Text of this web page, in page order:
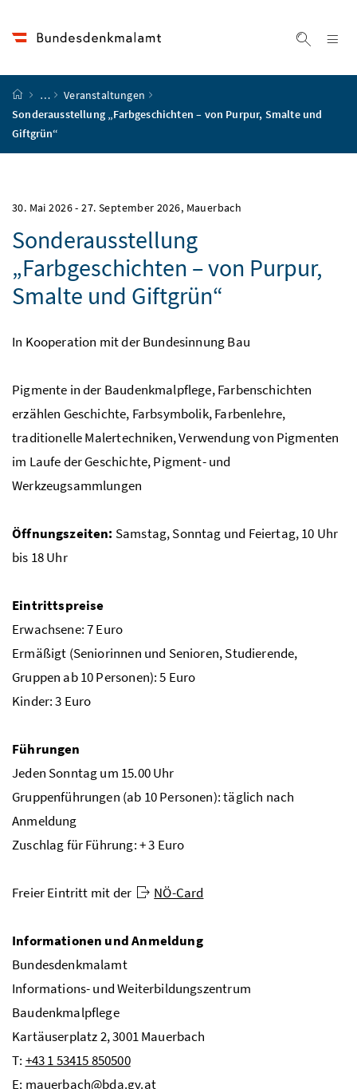
Startseite
…
Veranstaltungen
Sonderausstellung „Farbgeschichten – von Purpur, Smalte und
Giftgrün“
30. Mai 2026-27. September 2026, Mauerbach
Sonderausstellung
„Farbgeschichten – von Purpur,
Smalte und Giftgrün“
In Kooperation mit der Bundesinnung Bau
Pigmente in der Baudenkmalpflege, Farbenschichten
erzählen Geschichte, Farbsymbolik, Farbenlehre,
traditionelle Malertechniken, Verwendung von Pigmenten
im Laufe der Geschichte, Pigment- und
Werkzeugsammlungen
Öffnungszeiten: Samstag, Sonntag und Feiertag, 10 Uhr
bis 18 Uhr
Eintrittspreise
Erwachsene: 7 Euro
Ermäßigt (Seniorinnen und Senioren, Studierende,
Gruppen ab 10 Personen): 5 Euro
Kinder: 3 Euro
Führungen
Jeden Sonntag um 15.00 Uhr
Gruppenführungen (ab 10 Personen): täglich nach
Anmeldung
Zuschlag für Führung: + 3 Euro
Freier Eintritt mit der NÖ-Card
Informationen und Anmeldung
Bundesdenkmalamt
Informations- und Weiterbildungszentrum
Baudenkmalpflege
Kartäuserplatz 2, 3001 Mauerbach
T: +43 1 53415 850500
E: mauerbach@bda.gv.at